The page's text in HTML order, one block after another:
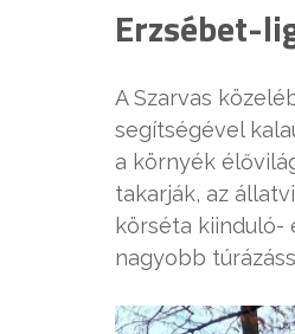
Erzsébet-
A Szarvas
segítségével
a környék
takarják, az
körséta kiinduló-
nagyobb